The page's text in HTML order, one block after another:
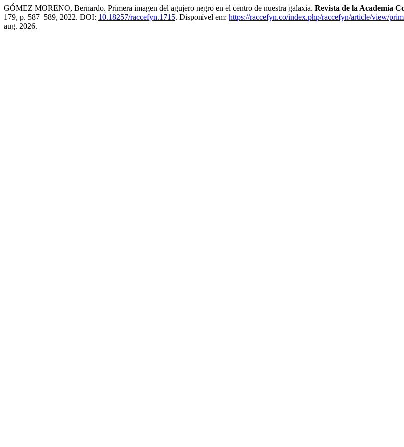
GÓMEZ MORENO, Bernardo. Primera imagen del agujero negro en el centro de nuestra galaxia. Revista de la Academia
179, p. 587–589, 2022. DOI: 10.18257/raccefyn.1715. Disponível em: https://raccefyn.co/index.php/raccefyn/article/view/
aug. 2026.